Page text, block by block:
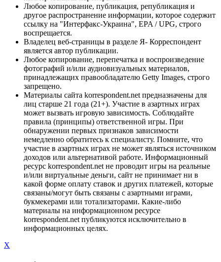
Любое копирование, публикация, републикация и
другое распространение информации, которое содержит
ссылку на "Интерфакс-Украина", EPA / UPG, строго
воспрещается.
Владелец веб-страницы в разделе Я- Корреспондент
является автор публикации.
Любое копирование, перепечатка и воспроизведение
фотографий и/или аудиовизуальных материалов,
принадлежащих правообладателю Getty Images, строго
запрещено.
Материалы сайта korrespondent.net предназначены для
лиц старше 21 года (21+). Участие в азартных играх
может вызвать игровую зависимость. Соблюдайте
правила (принципы) ответственной игры. При
обнаружении первых признаков зависимости
немедленно обратитесь к специалисту. Помните, что
участие в азартных играх не может являться источником
доходов или альтернативой работе. Информационный
ресурс korrespondent.net не проводит игры на реальные
и/или виртуальные деньги, сайт не принимает ни в
какой форме оплату ставок и других платежей, которые
связаны/могут быть связаны с азартными играми,
букмекерами или тотализаторами. Какие-либо
материалы на информационном ресурсе
korrespondent.net публикуются исключительно в
информационных целях.
X